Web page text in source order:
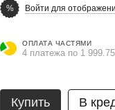
% Войти для
ОПЛАТА ЧАСТЯМИ
4 платежа по 1
Купить В